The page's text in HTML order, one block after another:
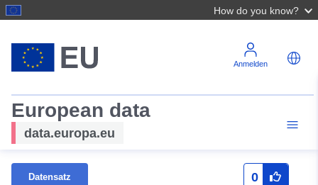
How do you know?
Anmelden
European data
data.europa.eu
Datensatz 0